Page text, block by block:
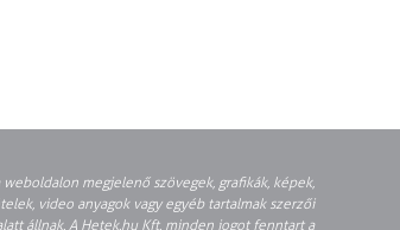
weboldalon megjelenő szövegek, grafikák, képek,
video anyagok vagy egyéb tartalmak szerzői
állnak. A Hetek.hu Kft. minden jogot fenntart a